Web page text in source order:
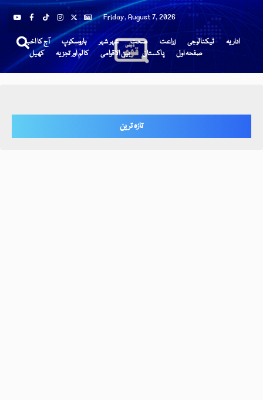
Friday, August 7, 2026
آج کا اخبار ہاروسکوپ شہر شہر صحت زراعت ٹیکنالوجی
اداریہ
کھیل
کالم اور تجزیہ بین الاقوامی پاکستان صفحہ اول
تازہ ترین